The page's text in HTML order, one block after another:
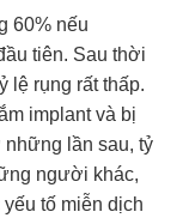
60% nếu
tiên. Sau thời
lệ rụng rất thấp.
implant và bị
những lần sau, tỷ
người khác,
tố miễn dịch